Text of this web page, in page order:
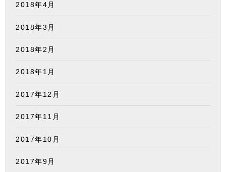
2018年4月
2018年3月
2018年2月
2018年1月
2017年12月
2017年11月
2017年10月
2017年9月